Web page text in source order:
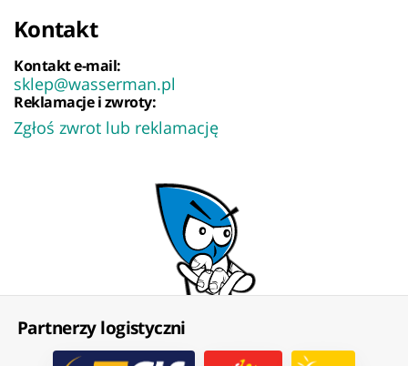
Kontakt
Kontakt e-mail:
sklep@wasserman.pl
Reklamacje i zwroty:
Zgłoś zwrot lub reklamację
Partnerzy logistyczni